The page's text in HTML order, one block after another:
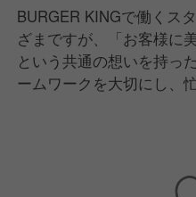
BURGER KINGで働くス
ざまですが、「お客様に
という共通の想いを持っ
ームワークを大切にし、
す。未経験からスター
て成長できる環境です。